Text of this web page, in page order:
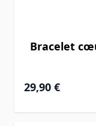
Bracelet
29,90 €